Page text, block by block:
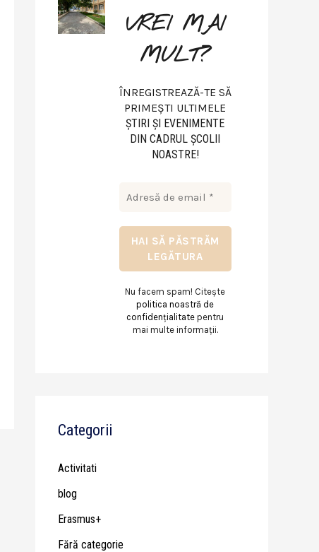
VREI MAI
MULT?
ÎNREGISTREAZĂ-TE SĂ
PRIMEȘTI ULTIMELE
ŞTIRI ŞI EVENIMENTE
DIN CADRUL ŞCOLII
NOASTRE!
Nu facem spam! Citește
politica noastră de
confidențialitate pentru
mai multe informații.
Categorii
Activitati
blog
Erasmus+
Fără categorie